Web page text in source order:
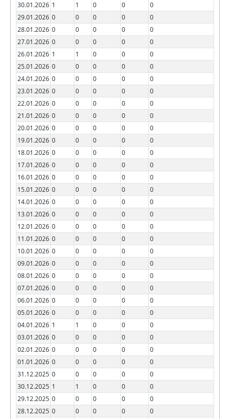
30.01.2026 1 1 0 0
0
29.01.2026 0 0 0 0
0
28.01.2026 0 0 0 0
0
27.01.2026 0 0 0 0
0
26.01.2026 1 1 0 0
0
25.01.2026 0 0 0 0
0
24.01.2026 0 0 0 0
0
23.01.2026 0 0 0 0
0
22.01.2026 0 0 0 0
0
21.01.2026 0 0 0 0
0
20.01.2026 0 0 0 0
0
19.01.2026 0 0 0 0
0
18.01.2026 0 0 0 0
0
17.01.2026 0 0 0 0
0
16.01.2026 0 0 0 0
0
15.01.2026 0 0 0 0
0
14.01.2026 0 0 0 0
0
13.01.2026 0 0 0 0
0
12.01.2026 0 0 0 0
0
11.01.2026 0 0 0 0
0
10.01.2026 0 0 0 0
0
09.01.2026 0 0 0 0
0
08.01.2026 0 0 0 0
0
07.01.2026 0 0 0 0
0
06.01.2026 0 0 0 0
0
05.01.2026 0 0 0 0
0
04.01.2026 1 1 0 0
0
03.01.2026 0 0 0 0
0
02.01.2026 0 0 0 0
0
01.01.2026 0 0 0 0
0
31.12.2025 0 0 0 0
0
30.12.2025 1 1 0 0
0
29.12.2025 0 0 0 0
0
28.12.2025 0 0 0 0
0